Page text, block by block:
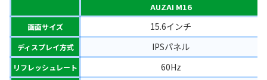
AUZAI M16
画面サイズ 15.6インチ
ディスプレイ方式 IPSパネル
リフレッシュレート 60Hz